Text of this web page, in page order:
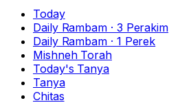
Today
Daily Rambam · 3 Perakim
Daily Rambam · 1 Perek
Mishneh Torah
Today's Tanya
Tanya
Chitas